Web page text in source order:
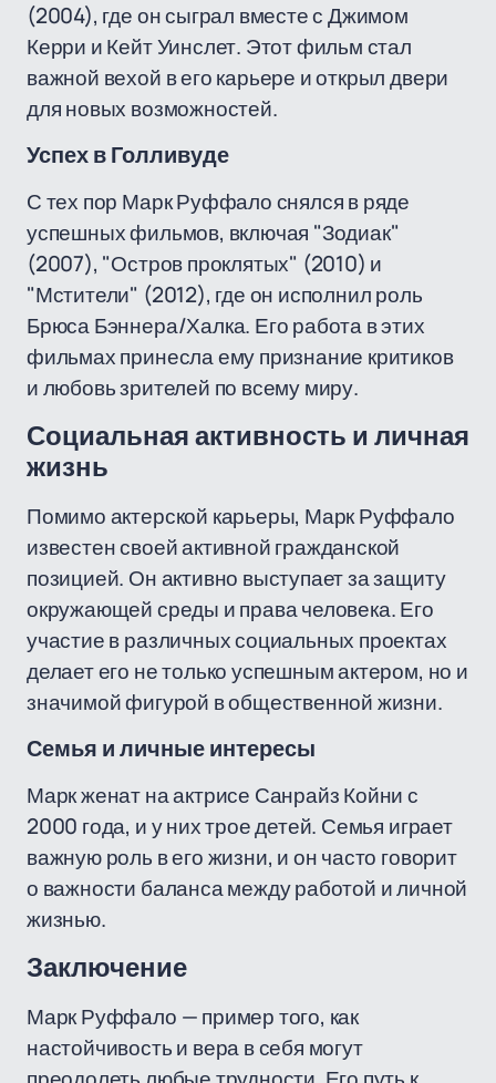
(2004), где он сыграл вместе с Джимом
Керри и Кейт Уинслет. Этот фильм стал
важной вехой в его карьере и открыл двери
для новых возможностей.
Успех в Голливуде
С тех пор Марк Руффало снялся в ряде
успешных фильмов, включая "Зодиак"
(2007), "Остров проклятых" (2010) и
"Мстители" (2012), где он исполнил роль
Брюса Бэннера/Халка. Его работа в этих
фильмах принесла ему признание критиков
и любовь зрителей по всему миру.
Социальная активность и личная
жизнь
Помимо актерской карьеры, Марк Руффало
известен своей активной гражданской
позицией. Он активно выступает за защиту
окружающей среды и права человека. Его
участие в различных социальных проектах
делает его не только успешным актером, но и
значимой фигурой в общественной жизни.
Семья и личные интересы
Марк женат на актрисе Санрайз Койни с
2000 года, и у них трое детей. Семья играет
важную роль в его жизни, и он часто говорит
о важности баланса между работой и личной
жизнью.
Заключение
Марк Руффало — пример того, как
настойчивость и вера в себя могут